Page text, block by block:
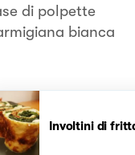
di polpette
bianca
Involtini di